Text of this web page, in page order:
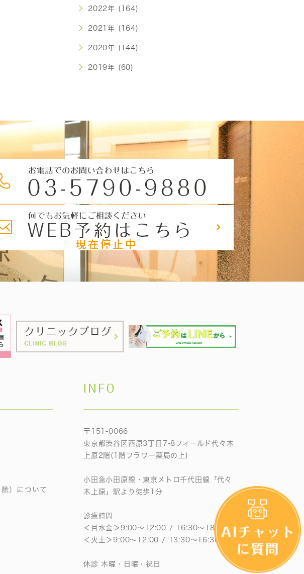
2022年 (164)
2021年 (164)
2020年 (144)
2019年 (60)
）について
INFO
〒151-0066
東京都渋谷区西原3丁目7-8フィールド代々木
上原2階(1階フラワー薬局の上)
小田急小田原線・東京メトロ千代田線「代々
木上原」駅より徒歩1分
診療時間
＜月水金＞9:00〜12:00 / 16:30〜18:30
＜火土＞9:00〜12:00 / 13:30〜16:30
休診 木曜・日曜・祝日